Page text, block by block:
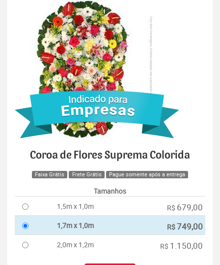
Coroa de Flores Suprema Colorida
Faixa Grátis Frete Grátis Pague somente após a entrega
Tamanhos
1,5m x 1,0m
R$ 679,00
1,7m x 1,0m R$749,00
2,0m x 1,2m R$ 1.150,00